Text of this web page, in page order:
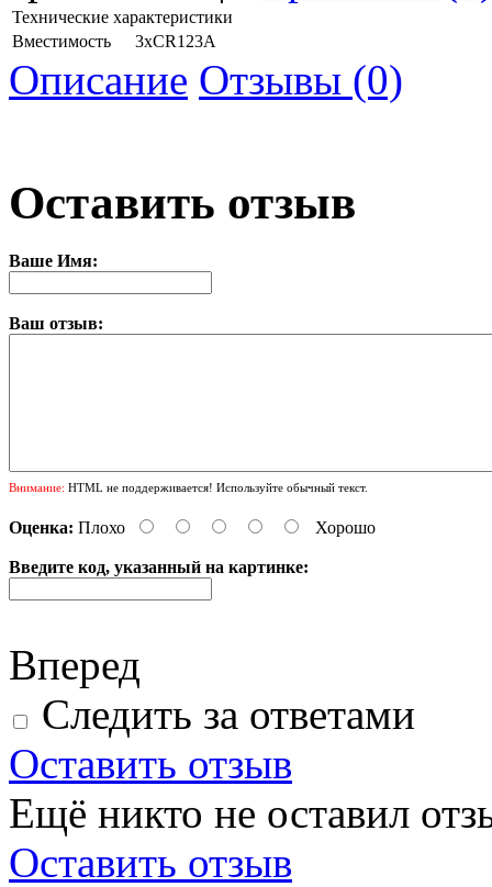
Технические характеристики
Вместимость
3хCR123A
Описание Отзывы (0)
Оставить отзыв
Ваше Имя:
Ваш отзыв:
Внимание: HTML не поддерживается! Используйте обычный текст.
Оценка: Плохо Хорошо
Введите код, указанный на картинке:
Вперед
Следить за ответами
Оставить отзыв
Ещё никто не оставил
Оставить отзыв